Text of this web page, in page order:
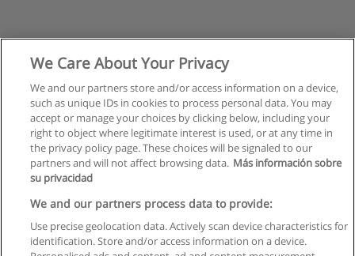
Règles d'utilisation
We Care About Your Privacy
We and our partners store and/or access information on a device,
such as unique IDs in cookies to process personal data. You may
accept or manage your choices by clicking below, including your
right to object where legitimate interest is used, or at any time in
the privacy policy page. These choices will be signaled to our
partners and will not affect browsing data. Más información sobre
su privacidad
We and our partners process data to provide:
Use precise geolocation data. Actively scan device characteristics for
identification. Store and/or access information on a device.